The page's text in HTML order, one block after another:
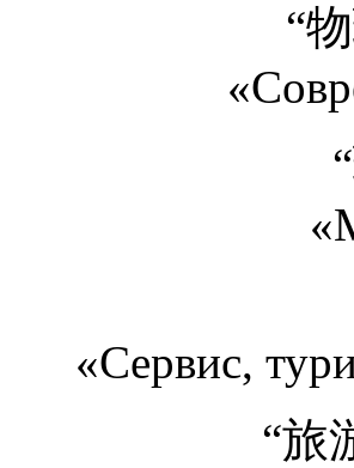
“
«Сервис,
“旅